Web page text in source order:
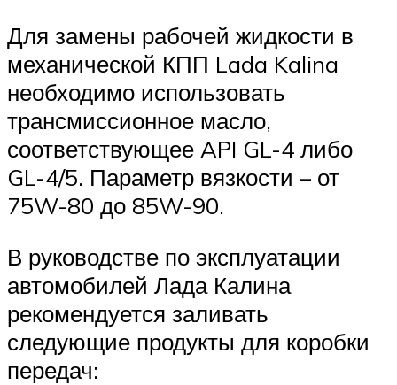
Для замены рабочей жидкости в
механической КПП Lada Kalina
необходимо использовать
трансмиссионное масло,
соответствующее API GL-4 либо
GL-4/5. Параметр вязкости – от
75W-80 до 85W-90.
В руководстве по эксплуатации
автомобилей Лада Калина
рекомендуется заливать
следующие продукты для коробки
передач: